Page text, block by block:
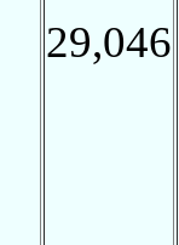
29,046